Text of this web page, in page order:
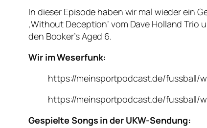
In dieser Episode haben wir mal wieder ein
‚Without Deception‘ vom Dave Holland Trio
den Booker’s Aged 6.
Wir im Weserfunk:
https://meinsportpodcast.de/fussball/
https://meinsportpodcast.de/fussball/
Gespielte Songs in der UKW-Sendung: